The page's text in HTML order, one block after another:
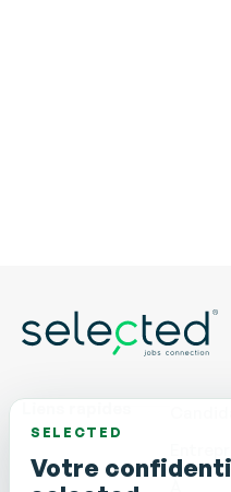
SELECTED
Votre